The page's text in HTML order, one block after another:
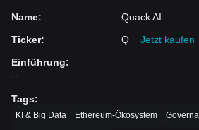
Name:
Quack AI
Ticker: Q
Jetzt kaufen
Einführung:
--
Tags:
KI & Big Data Ethereum-Ökosystem